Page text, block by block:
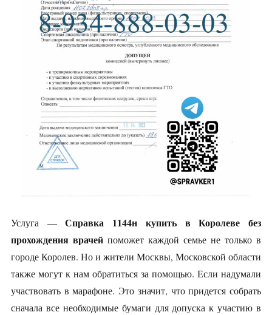
Услуга —Справка 1144н купить в Королеве без
прохождения врачейпоможет каждой семье не только в
городе Королев. Но и жители Москвы, Московской области
также могут к нам обратиться за помощью. Если надумали
участвовать в марафоне. Это значит, что придется собрать
сначала все необходимые бумаги для допуска к участию в